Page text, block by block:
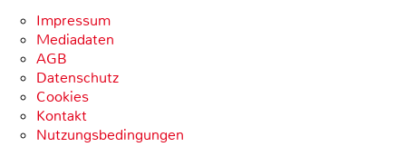
Impressum
Mediadaten
AGB
Datenschutz
Cookies
Kontakt
Nutzungsbedingungen